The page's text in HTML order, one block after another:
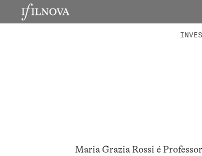
Maria Grazia Rossi é